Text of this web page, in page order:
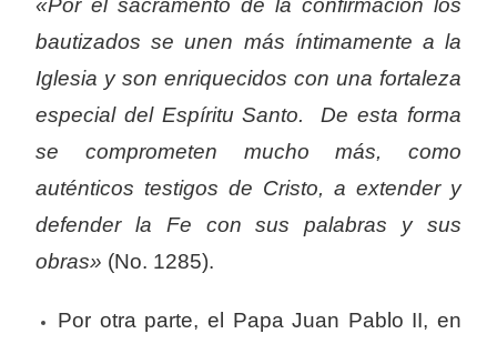
«Por el sacramento de la confirmación los
bautizados se unen más íntimamente a la
Iglesia y son enriquecidos con una fortaleza
especial del Espíritu Santo. De esta forma
se comprometen mucho más, como
auténticos testigos de Cristo, a extender y
defender la Fe con sus palabras y sus
obras» (No. 1285).
Por otra parte, el Papa Juan Pablo II, en